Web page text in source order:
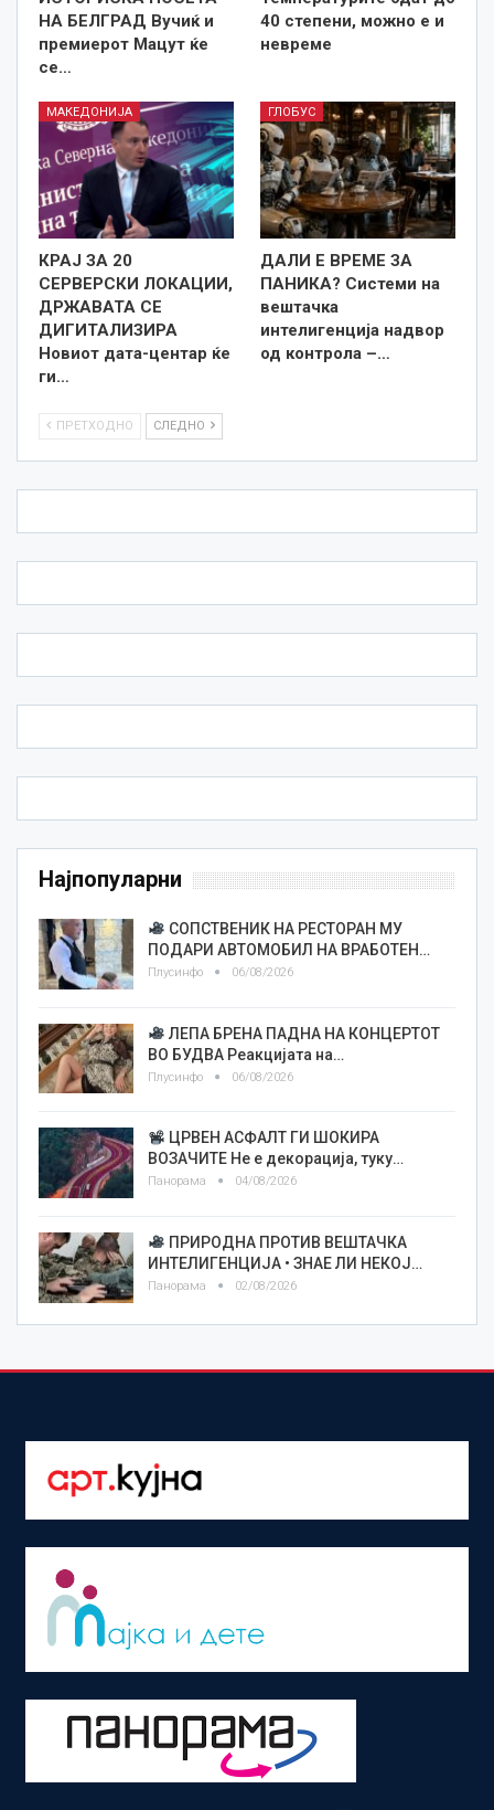
НА БЕЛГРАД Вучиќ и
премиерот Мацут ќе
се…
40 степени, можно е и
невреме
МАКЕДОНИЈА
КРАЈ ЗА 20
СЕРВЕРСКИ ЛОКАЦИИ,
ДРЖАВАТА СЕ
ДИГИТАЛИЗИРА
Новиот дата-центар ќе
ги…
ГЛОБУС
ДАЛИ Е ВРЕМЕ ЗА
ПАНИКА? Системи на
вештачка
интелигенција надвор
од контрола –…
ПРЕТХОДНО СЛЕДНО
Најпопуларни
СОПСТВЕНИК НА РЕСТОРАН МУ
ПОДАРИ АВТОМОБИЛ НА ВРАБОТЕН…
Плусинфо 06/08/2026
ЛЕПА БРЕНА ПАДНА НА КОНЦЕРТОТ
ВО БУДВА Реакцијата на…
Плусинфо 06/08/2026
ЦРВЕН АСФАЛТ ГИ ШОКИРА
ВОЗАЧИТЕ Не е декорација, туку…
Панорама 04/08/2026
ПРИРОДНА ПРОТИВ ВЕШТАЧКА
ИНТЕЛИГЕНЦИЈА • ЗНАЕ ЛИ НЕКОЈ…
Панорама 02/08/2026